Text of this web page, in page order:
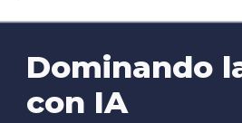
Dominando
con IA